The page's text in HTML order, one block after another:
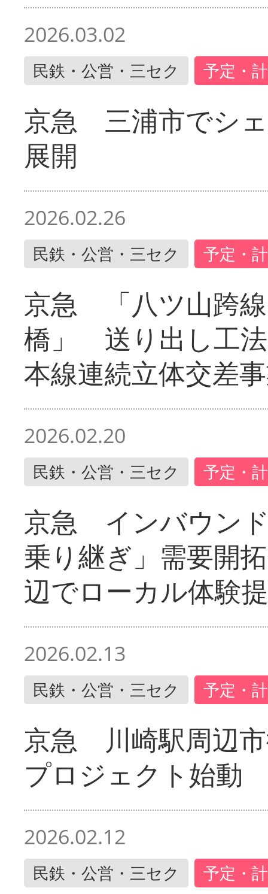
2026.03.02
民鉄・公営・三セク 予定・
京急 三浦市でシ
展開
2026.02.26
民鉄・公営・三セク 予定・
京急 「八ツ山跨
橋」 送り出し工
本線連続立体交差
2026.02.20
民鉄・公営・三セク 予定・
京急 インバウン
乗り継ぎ」需要開
辺でローカル体験
2026.02.13
民鉄・公営・三セク 予定・
京急 川崎駅周辺
プロジェクト始動
2026.02.12
民鉄・公営・三セク 予定・